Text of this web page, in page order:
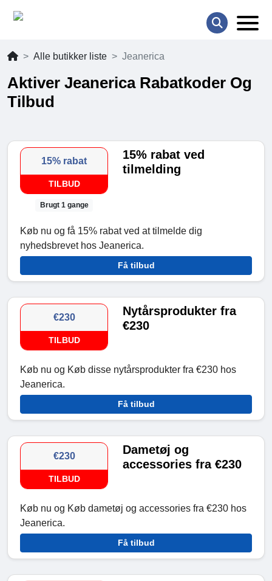
Alle butikker liste Jeanerica
Aktiver Jeanerica Rabatkoder Og
Tilbud
15% rabat
TILBUD
Brugt 1 gange
15% rabat ved
tilmelding
Køb nu og få 15% rabat ved at tilmelde dig
nyhedsbrevet hos Jeanerica.
Få tilbud
€230
TILBUD
Nytårsprodukter fra
€230
Køb nu og Køb disse nytårsprodukter fra €230 hos
Jeanerica.
Få tilbud
€230
TILBUD
Dametøj og
accessories fra €230
Køb nu og Køb dametøj og accessories fra €230 hos
Jeanerica.
Få tilbud